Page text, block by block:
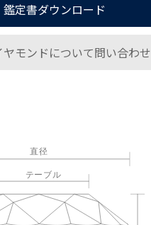
鑑定書ダウンロード
ヤモンドについて問い合わせ